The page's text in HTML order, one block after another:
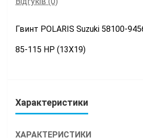
Гвинт POLARIS Suzuki 58100-
85-115 HP (13X19)
Характеристики
ХАРАКТЕРИСТИКИ